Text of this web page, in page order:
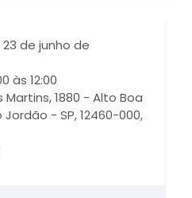
de junho de
às 12:00
Martins, 1880 - Alto Boa
- SP, 12460-000,